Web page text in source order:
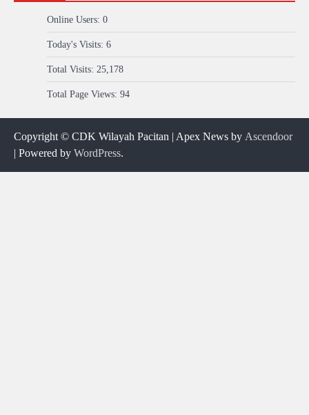
Online Users: 0
Today's Visits: 6
Total Visits: 25,178
Total Page Views: 94
Copyright © CDK Wilayah Pacitan | Apex News by Ascendoor
| Powered by WordPress.